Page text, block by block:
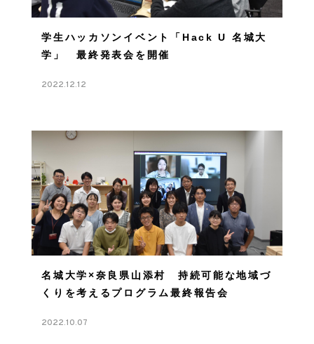
学生ハッカソンイベント「Hack U 名城大
学」 最終発表会を開催
2022.12.12
名城大学×奈良県山添村 持続可能な地域づ
くりを考えるプログラム最終報告会
2022.10.07